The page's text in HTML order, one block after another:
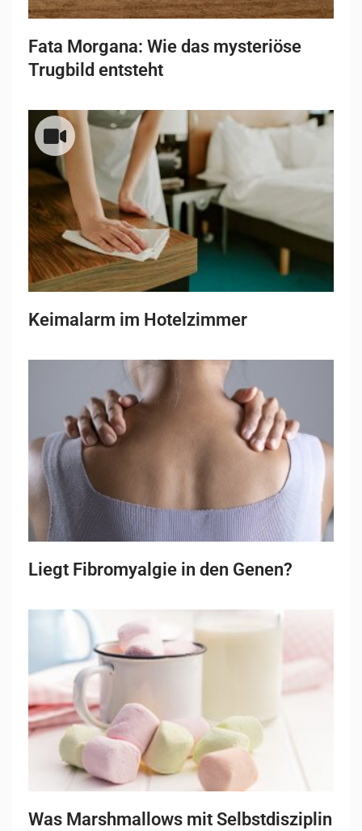
Fata Morgana: Wie das mysteriöse
Trugbild entsteht
Keimalarm im Hotelzimmer
Liegt Fibromyalgie in den Genen?
Was Marshmallows mit Selbstdisziplin